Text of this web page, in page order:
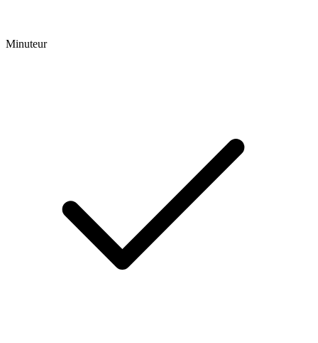
Minuteur